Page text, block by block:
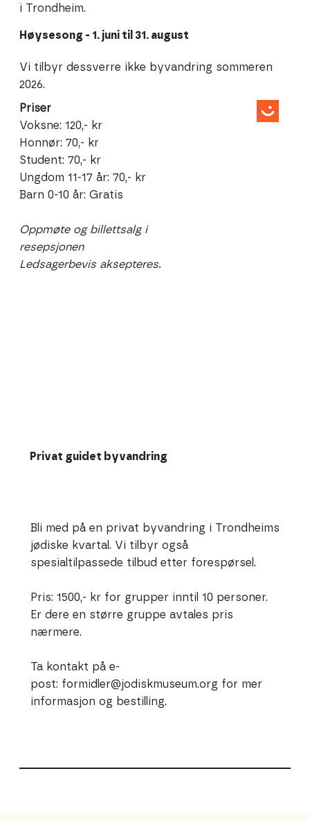
Privat guidet byvandring
Bli med på en privat byvandring i Trondheims
jødiske kvartal. Vi tilbyr også
spesialtilpassede tilbud etter forespørsel.
Pris: 1500,- kr for grupper inntil 10 personer.
Er dere en større gruppe avtales pris
nærmere.
Ta kontakt på e-
post: formidler@jodiskmuseum.org for mer
informasjon og bestilling.
i Trondheim.
Høysesong - 1. juni til 31. august
Vi tilbyr dessverre ikke byvandring sommeren
2026.​
Priser
Voksne: 120,- kr
Honnør: 70,- kr
Student: 70,- kr
Ungdom 11-17 år: 70,- kr
Barn 0-10 år: Gratis
Oppmøte og billettsalg i
resepsjonen
Ledsagerbevis aksepteres.